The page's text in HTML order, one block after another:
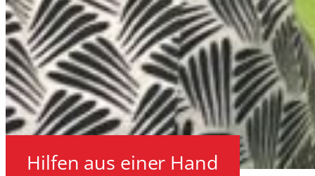
Hilfen aus einer Hand